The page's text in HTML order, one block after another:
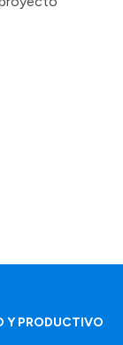
Y PRODUCTIVO